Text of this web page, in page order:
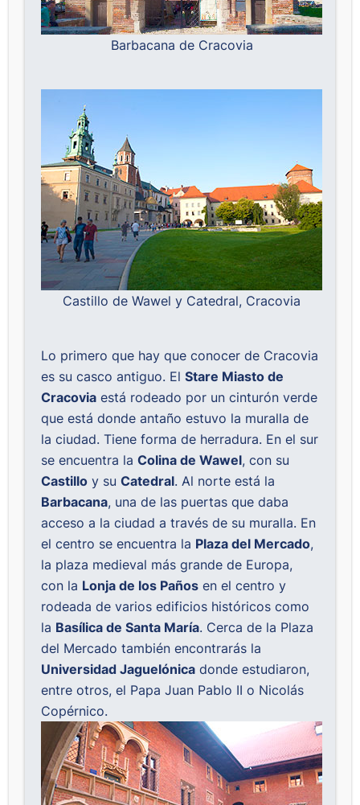
Barbacana de Cracovia
Castillo de Wawel y Catedral, Cracovia
Lo primero que hay que conocer de Cracovia
es su casco antiguo. ElStare Miasto de
Cracovia está rodeado por un cinturón verde
que está donde antaño estuvo la muralla de
la ciudad. Tiene forma de herradura. En el sur
se encuentra laColina de Wawel, con su
Castillo y suCatedral. Al norte está la
Barbacana, una de las puertas que daba
acceso a la ciudad a través de su muralla. En
el centro se encuentra la Plaza del Mercado,
la plaza medieval más grande de Europa,
con la Lonja de los Paños en el centro y
rodeada de varios edificios históricos como
la Basílica de Santa María. Cerca de la Plaza
del Mercado también encontrarás la
Universidad Jaguelónica donde estudiaron,
entre otros, el Papa Juan Pablo II o Nicolás
Copérnico.